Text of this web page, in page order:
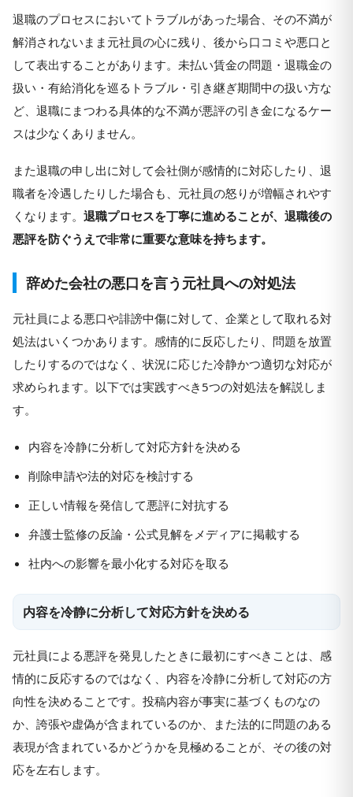
退職のプロセスにおいてトラブルがあった場合、その不満が
解消されないまま元社員の心に残り、後から口コミや悪口と
して表出することがあります。未払い賃金の問題・退職金の
扱い・有給消化を巡るトラブル・引き継ぎ期間中の扱い方な
ど、退職にまつわる具体的な不満が悪評の引き金になるケー
スは少なくありません。
また退職の申し出に対して会社側が感情的に対応したり、退
職者を冷遇したりした場合も、元社員の怒りが増幅されやす
くなります。 退職プロセスを丁寧に進めることが、退職後の
悪評を防ぐうえで非常に重要な意味を持ちます。
辞めた会社の悪口を言う元社員への対処法
元社員による悪口や誹謗中傷に対して、企業として取れる対
処法はいくつかあります。感情的に反応したり、問題を放置
したりするのではなく、状況に応じた冷静かつ適切な対応が
求められます。以下では実践すべき5つの対処法を解説しま
す。
内容を冷静に分析して対応方針を決める
削除申請や法的対応を検討する
正しい情報を発信して悪評に対抗する
弁護士監修の反論・公式見解をメディアに掲載する
社内への影響を最小化する対応を取る
内容を冷静に分析して対応方針を決める
元社員による悪評を発見したときに最初にすべきことは、感
情的に反応するのではなく、内容を冷静に分析して対応の方
向性を決めることです。投稿内容が事実に基づくものなの
か、誇張や虚偽が含まれているのか、また法的に問題のある
表現が含まれているかどうかを見極めることが、その後の対
応を左右します。